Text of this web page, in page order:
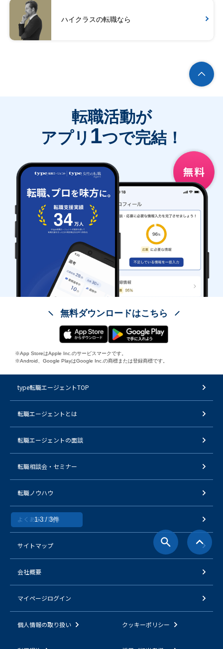
ハイクラスの転職なら
1-3 / 3件
転職活動が
アプリ 1つで完結！
無料ダウンロードはこちら
※App StoreはApple Inc.のサービスマークです。
※Android、Google PlayはGoogle Inc.の商標または登録商標です。
type転職エージェントTOP
転職エージェントとは
転職エージェントの面談
転職相談会・セミナー
転職ノウハウ
よくあるご質問
サイトマップ
会社概要
マイページログイン
個人情報の取り扱い クッキーポリシー